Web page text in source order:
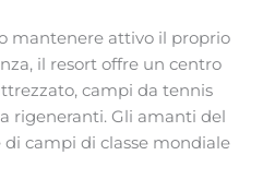
mantenere attivo il proprio
il resort offre un centro
campi da tennis
rigeneranti. Gli amanti del
campi di classe mondiale